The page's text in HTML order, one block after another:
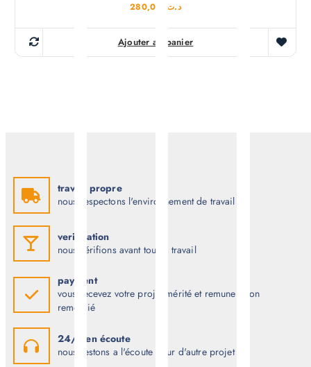
د.ت 280,000
Ajouter au panier
travail propre
nous respectons l'environnement de travail
verification
nous vérifions avant tout le travail
payment
vous recevez votre projet mérité et remuneration
remercié
24/7 en écoute
nous restons a l'écoute pour d'autre projet